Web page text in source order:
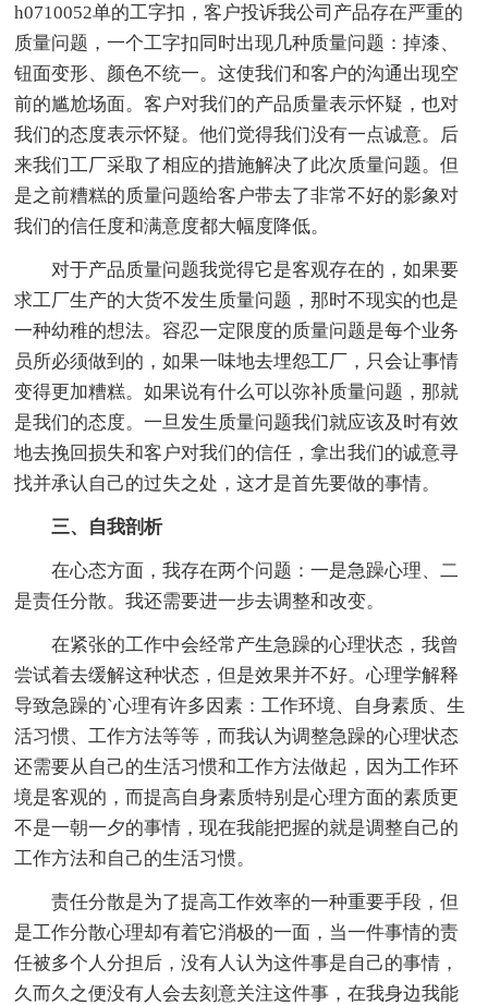
h0710052单的工字扣，客户投诉我公司产品存在严重的
质量问题，一个工字扣同时出现几种质量问题：掉漆、
钮面变形、颜色不统一。这使我们和客户的沟通出现空
前的尴尬场面。客户对我们的产品质量表示怀疑，也对
我们的态度表示怀疑。他们觉得我们没有一点诚意。后
来我们工厂采取了相应的措施解决了此次质量问题。但
是之前糟糕的质量问题给客户带去了非常不好的影象对
我们的信任度和满意度都大幅度降低。
对于产品质量问题我觉得它是客观存在的，如果要
求工厂生产的大货不发生质量问题，那时不现实的也是
一种幼稚的想法。容忍一定限度的质量问题是每个业务
员所必须做到的，如果一味地去埋怨工厂，只会让事情
变得更加糟糕。如果说有什么可以弥补质量问题，那就
是我们的态度。一旦发生质量问题我们就应该及时有效
地去挽回损失和客户对我们的信任，拿出我们的诚意寻
找并承认自己的过失之处，这才是首先要做的事情。
三、自我剖析
在心态方面，我存在两个问题：一是急躁心理、二
是责任分散。我还需要进一步去调整和改变。
在紧张的工作中会经常产生急躁的心理状态，我曾
尝试着去缓解这种状态，但是效果并不好。心理学解释
导致急躁的`心理有许多因素：工作环境、自身素质、生
活习惯、工作方法等等，而我认为调整急躁的心理状态
还需要从自己的生活习惯和工作方法做起，因为工作环
境是客观的，而提高自身素质特别是心理方面的素质更
不是一朝一夕的事情，现在我能把握的就是调整自己的
工作方法和自己的生活习惯。
责任分散是为了提高工作效率的一种重要手段，但
是工作分散心理却有着它消极的一面，当一件事情的责
任被多个人分担后，没有人认为这件事是自己的事情，
久而久之便没有人会去刻意关注这件事，在我身边我能